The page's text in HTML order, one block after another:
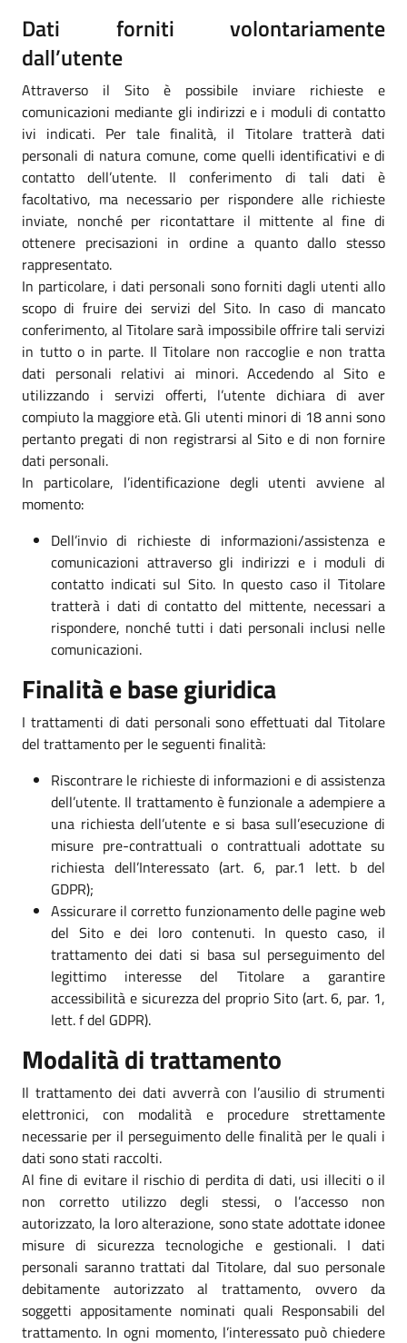
Dati forniti volontariamente
dall’utente
Attraverso il Sito è possibile inviare richieste e
comunicazioni mediante gli indirizzi e i moduli di contatto
ivi indicati. Per tale finalità, il Titolare tratterà dati
personali di natura comune, come quelli identificativi e di
contatto dell’utente. Il conferimento di tali dati è
facoltativo, ma necessario per rispondere alle richieste
inviate, nonché per ricontattare il mittente al fine di
ottenere precisazioni in ordine a quanto dallo stesso
rappresentato.
In particolare, i dati personali sono forniti dagli utenti allo
scopo di fruire dei servizi del Sito. In caso di mancato
conferimento, al Titolare sarà impossibile offrire tali servizi
in tutto o in parte. Il Titolare non raccoglie e non tratta
dati personali relativi ai minori. Accedendo al Sito e
utilizzando i servizi offerti, l’utente dichiara di aver
compiuto la maggiore età. Gli utenti minori di 18 anni sono
pertanto pregati di non registrarsi al Sito e di non fornire
dati personali.
In particolare, l’identificazione degli utenti avviene al
momento:
Dell’invio di richieste di informazioni/assistenza e
comunicazioni attraverso gli indirizzi e i moduli di
contatto indicati sul Sito. In questo caso il Titolare
tratterà i dati di contatto del mittente, necessari a
rispondere, nonché tutti i dati personali inclusi nelle
comunicazioni.
Finalità e base giuridica
I trattamenti di dati personali sono effettuati dal Titolare
del trattamento per le seguenti finalità:
Riscontrare le richieste di informazioni e di assistenza
dell’utente. Il trattamento è funzionale a adempiere a
una richiesta dell’utente e si basa sull’esecuzione di
misure pre-contrattuali o contrattuali adottate su
richiesta dell’Interessato (art. 6, par.1 lett. b del
GDPR);
Assicurare il corretto funzionamento delle pagine web
del Sito e dei loro contenuti. In questo caso, il
trattamento dei dati si basa sul perseguimento del
legittimo interesse del Titolare a garantire
accessibilità e sicurezza del proprio Sito (art. 6, par. 1,
lett. f del GDPR).
Modalità di trattamento
Il trattamento dei dati avverrà con l’ausilio di strumenti
elettronici, con modalità e procedure strettamente
necessarie per il perseguimento delle finalità per le quali i
dati sono stati raccolti.
Al fine di evitare il rischio di perdita di dati, usi illeciti o il
non corretto utilizzo degli stessi, o l’accesso non
autorizzato, la loro alterazione, sono state adottate idonee
misure di sicurezza tecnologiche e gestionali. I dati
personali saranno trattati dal Titolare, dal suo personale
debitamente autorizzato al trattamento, ovvero da
soggetti appositamente nominati quali Responsabili del
trattamento. In ogni momento, l’interessato può chiedere